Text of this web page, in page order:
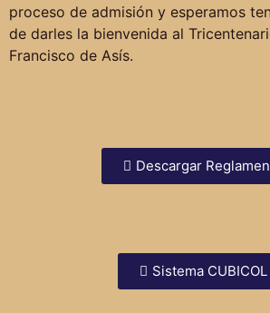
proceso de admisión y esperamos
de darles la bienvenida al
Francisco de Asís.
Descargar
Sistema CUBICOL